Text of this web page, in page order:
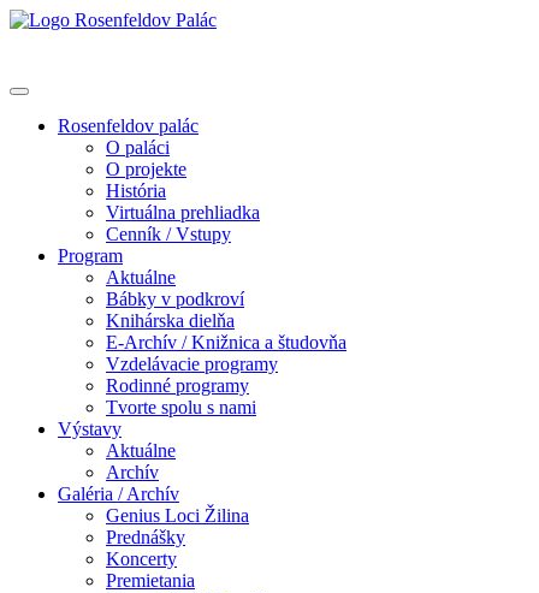
Rosenfeldov palác
O paláci
O projekte
História
Virtuálna prehliadka
Cenník / Vstupy
Program
Aktuálne
Bábky v podkroví
Knihárska dielňa
E-Archív / Knižnica a študovňa
Vzdelávacie programy
Rodinné programy
Tvorte spolu s nami
Výstavy
Aktuálne
Archív
Galéria / Archív
Genius Loci Žilina
Prednášky
Koncerty
Premietania